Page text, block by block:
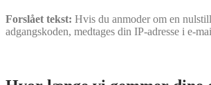
Forslået tekst: Hvis du anmoder om en
adgangskoden, medtages din IP-adresse i e-